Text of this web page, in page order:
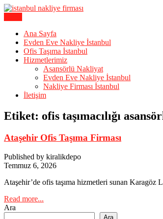
Skip
İstanbul Evden Eve
Ana Sayfa
Evden Eve Nakliye İstanbul
Ofis Taşıma İstanbul
Hizmetlerimiz
Asansörlü Nakliyat
Evden Eve Nakliye İstanbul
Nakliye Firması İstanbul
İletişim
Etiket: ofis taşımacılığı
Ataşehir Ofis Taşıma Firması
Published by kiralikdepo
Temmuz 6, 2026
Ataşehir’de ofis taşıma hizmetleri sunan
Read more...
Ara
Ara